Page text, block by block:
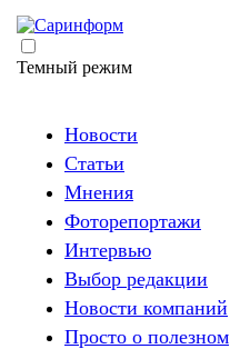
Темный режим
Новости
Статьи
Мнения
Фоторепортажи
Интервью
Выбор редакции
Новости компаний
Просто о полезном